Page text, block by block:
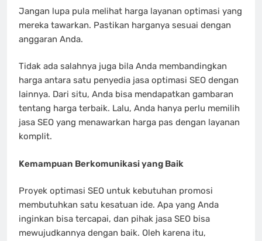
Jangan lupa pula melihat harga layanan optimasi yang
mereka tawarkan. Pastikan harganya sesuai dengan
anggaran Anda.
Tidak ada salahnya juga bila Anda membandingkan
harga antara satu penyedia jasa optimasi SEO dengan
lainnya. Dari situ, Anda bisa mendapatkan gambaran
tentang harga terbaik. Lalu, Anda hanya perlu memilih
jasa SEO yang menawarkan harga pas dengan layanan
komplit.
Kemampuan Berkomunikasi yang Baik
Proyek optimasi SEO untuk kebutuhan promosi
membutuhkan satu kesatuan ide. Apa yang Anda
inginkan bisa tercapai, dan pihak jasa SEO bisa
mewujudkannya dengan baik. Oleh karena itu,